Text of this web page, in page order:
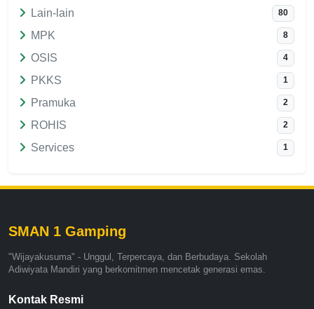
Lain-lain 80
MPK 8
OSIS 4
PKKS 1
Pramuka 2
ROHIS 2
Services 1
SMAN 1 Gamping
"Wijayakusuma" - Unggul, Terpercaya, dan Berbudaya. Sekolah
Adiwiyata Mandiri yang berkomitmen mencetak generasi emas.
Kontak Resmi